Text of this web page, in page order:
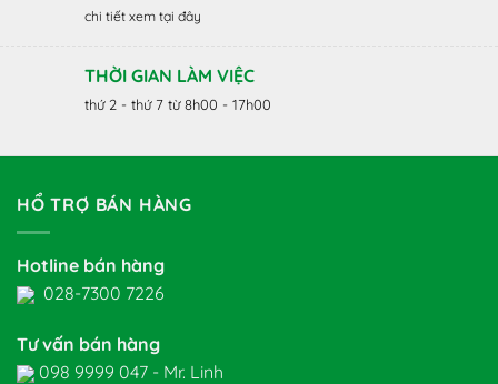
chi tiết xem tại đây
THỜI GIAN LÀM VIỆC
thứ 2 - thứ 7 từ 8h00 - 17h00
HỔ TRỢ BÁN HÀNG
Hotline bán hàng
028-7300 7226
Tư vấn bán hàng
098 9999 047 - Mr. Linh